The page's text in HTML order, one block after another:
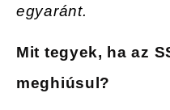
egyaránt.
Mit tegyek, ha az
meghiúsul?